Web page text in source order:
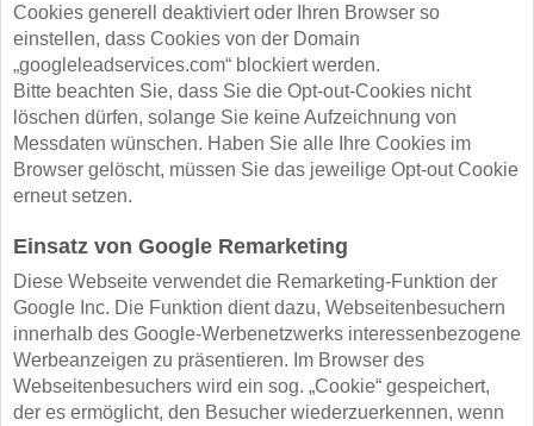
Cookies generell deaktiviert oder Ihren Browser so
einstellen, dass Cookies von der Domain
„googleleadservices.com“ blockiert werden.
Bitte beachten Sie, dass Sie die Opt-out-Cookies nicht
löschen dürfen, solange Sie keine Aufzeichnung von
Messdaten wünschen. Haben Sie alle Ihre Cookies im
Browser gelöscht, müssen Sie das jeweilige Opt-out Cookie
erneut setzen.
Einsatz von Google Remarketing
Diese Webseite verwendet die Remarketing-Funktion der
Google Inc. Die Funktion dient dazu, Webseitenbesuchern
innerhalb des Google-Werbenetzwerks interessenbezogene
Werbeanzeigen zu präsentieren. Im Browser des
Webseitenbesuchers wird ein sog. „Cookie“ gespeichert,
der es ermöglicht, den Besucher wiederzuerkennen, wenn